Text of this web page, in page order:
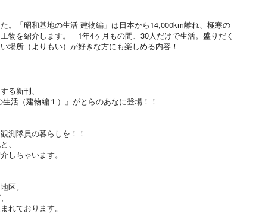
。「昭和基地の生活 建物編」は日本から14,000km離れ、極寒の
物を紹介します。 1年4ヶ月もの間、30人だけで生活。盛りだく
所（よりもい）が好きな方にも楽しめる内容！
る新刊、
生活（建物編１）』がとらのあなに登場！！
測隊員の暮らしを！！
、
しちゃいます。
区。
れております。